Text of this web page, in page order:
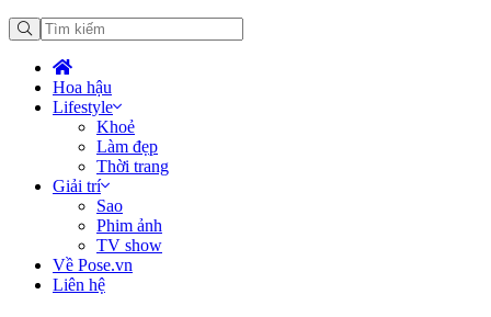
Hoa hậu
Lifestyle
Khoẻ
Làm đẹp
Thời trang
Giải trí
Sao
Phim ảnh
TV show
Về Pose.vn
Liên hệ